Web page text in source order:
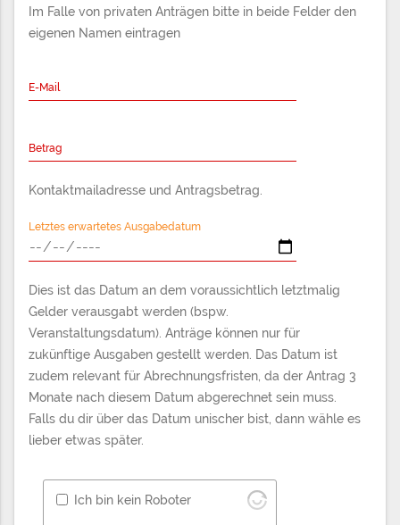
Im Falle von privaten Anträgen bitte in beide Felder den
eigenen Namen eintragen
E-Mail
Betrag
Kontaktmailadresse und Antragsbetrag.
Letztes erwartetes Ausgabedatum
Dies ist das Datum an dem voraussichtlich letztmalig
Gelder verausgabt werden (bspw.
Veranstaltungsdatum). Anträge können nur für
zukünftige Ausgaben gestellt werden. Das Datum ist
zudem relevant für Abrechnungsfristen, da der Antrag 3
Monate nach diesem Datum abgerechnet sein muss.
Falls du dir über das Datum unischer bist, dann wähle es
lieber etwas später.
Ich bin kein Roboter